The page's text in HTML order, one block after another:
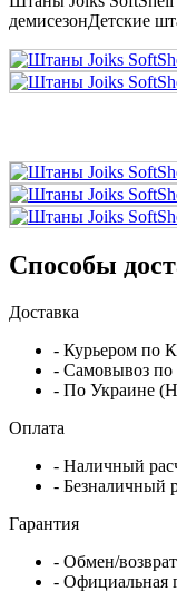
демисезонДетские
Способы
Доставка
- Курьером по
- Самовывоз по
- По Украине
Оплата
- Наличный
- Безналичный
Гарантия
- Обмен/
- Официальная